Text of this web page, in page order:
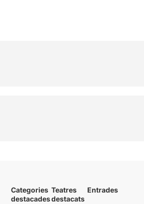
Categories
destacades
Teatres
destacats
Entrades